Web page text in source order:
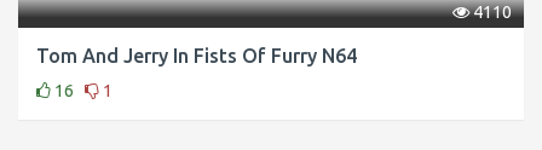
4110
Tom And Jerry In Fists Of Furry N64
16 1